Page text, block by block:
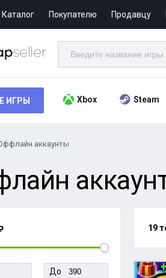
Каталог Покупателю Продавцу
ИГРЫ Xbox Steam
аккаунты
До
19